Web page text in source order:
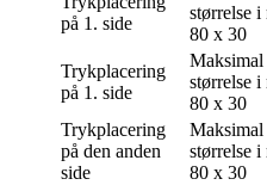
på 1. side
størrelse i
80 x 30
Trykplacering
på 1. side
Maksimal
størrelse i
80 x 30
Trykplacering
på den anden
side
Maksimal
størrelse i
80 x 30